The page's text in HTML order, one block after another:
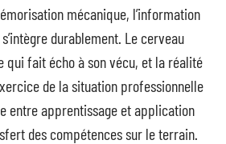
mécanique, l’information
durablement. Le cerveau
qui fait écho à son vécu, et la réalité
de la situation professionnelle
entre apprentissage et application
des compétences sur le terrain.